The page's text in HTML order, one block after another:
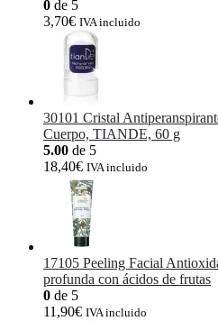
0 de 5
3,70€ IVA incluido
30101 Cristal
Cuerpo, TIANDE, 60 g
5.00 de 5
18,40€ IVA incluido
17105 Peeling Facial
profunda con ácidos de frutas
0 de 5
11,90€ IVA incluido